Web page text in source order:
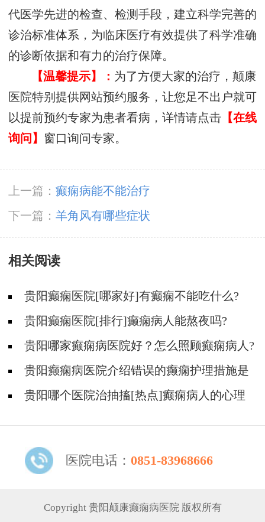
代医学先进的检查、检测手段，建立科学完善的
诊治标准体系，为临床医疗有效提供了科学准确
的诊断依据和有力的治疗保障。
【温馨提示】： 为了方便大家的治疗，颠康
医院特别提供网站预约服务，让您足不出户就可
以提前预约专家为患者看病，详情请点击 【在线
询问】 窗口询问专家。
上一篇： 癫痫病能不能治疗
下一篇： 羊角风有哪些症状
相关阅读
贵阳癫痫医院[哪家好]有癫痫不能吃什么?
贵阳癫痫医院[排行]癫痫病人能熬夜吗?
贵阳哪家癫痫病医院好？怎么照顾癫痫病人?
贵阳癫痫病医院介绍错误的癫痫护理措施是
哪些？
贵阳哪个医院治抽搐[热点]癫痫病人的心理
医院电话： 0851-83968666
Copyright 贵阳颠康癫痫病医院 版权所有